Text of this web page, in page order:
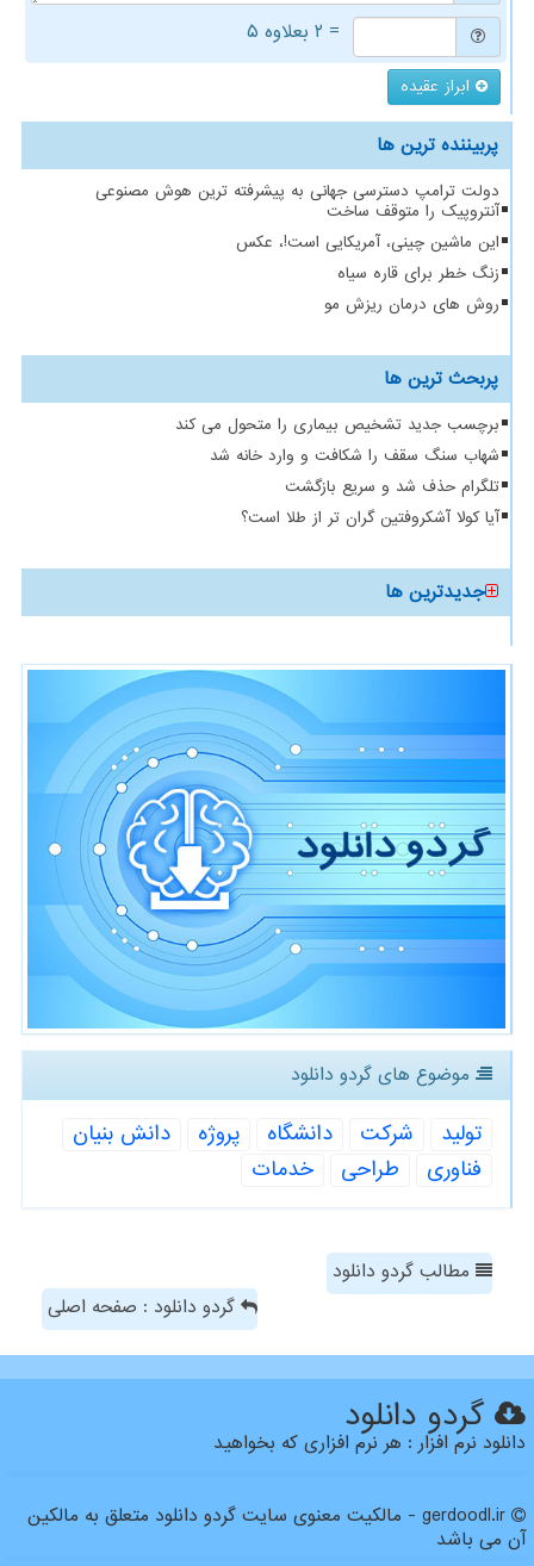
= ۲ بعلاوه ۵
ابراز عقیده
پربیننده ترین ها
دولت ترامپ دسترسی جهانی به پیشرفته ترین هوش مصنوعی
آنتروپیک را متوقف ساخت
این ماشین چینی، آمریکایی است!، عکس
زنگ خطر برای قاره سیاه
روش های درمان ریزش مو
پربحث ترین ها
برچسب جدید تشخیص بیماری را متحول می کند
شهاب سنگ سقف را شکافت و وارد خانه شد
تلگرام حذف شد و سریع بازگشت
آیا کولا آشکروفتین گران تر از طلا است؟
جدیدترین ها
موضوع های گردو دانلود
تولید شركت دانشگاه پروژه
دانش بنیان
فناوری
طراحی خدمات
مطالب گردو دانلود
گردو دانلود : صفحه اصلی
گردو دانلود
دانلود نرم افزار : هر نرم افزاری که بخواهید
gerdoodl.ir - مالکیت معنوی سایت گردو دانلود متعلق به مالکین
آن می باشد